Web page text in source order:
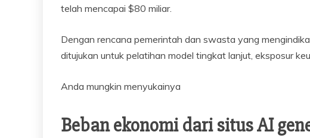
telah mencapai $80 miliar.
Dengan rencana pemerintah dan swasta yang
ditujukan untuk pelatihan model tingkat lanjut, eksposur
Anda mungkin menyukainya
Beban ekonomi dari situs AI